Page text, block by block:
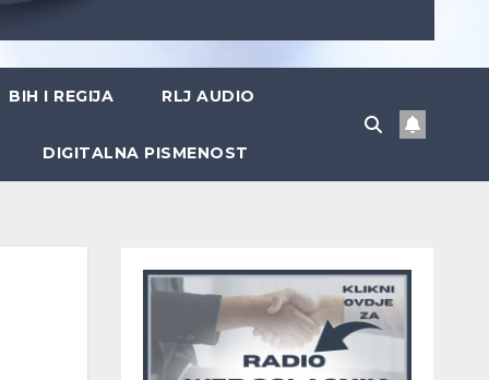
BIH I REGIJA RLJ AUDIO
DIGITALNA PISMENOST